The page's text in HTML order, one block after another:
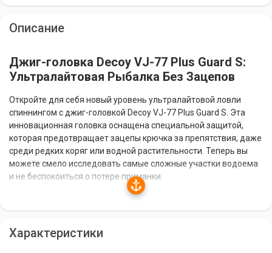
Описание
Джиг-головка Decoy VJ-77 Plus Guard S:
Ультралайтовая Рыбалка Без Зацепов
Откройте для себя новый уровень ультралайтовой ловли
спиннингом с джиг-головкой Decoy VJ-77 Plus Guard S. Эта
инновационная головка оснащена специальной защитой,
которая предотвращает зацепы крючка за препятствия, даже
среди редких коряг или водной растительности. Теперь вы
можете смело исследовать самые сложные участки водоема
и не беспокоиться о потере приманки.
Особенности и Преимущества
Защита от зацепов:
Характеристики